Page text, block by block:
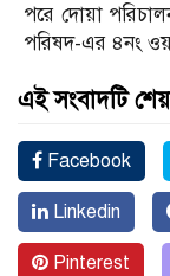
পরে দোয়া
পরিষদ-এর ৪নং
এই সংবাদটি
Facebook
Linkedin
Pinterest